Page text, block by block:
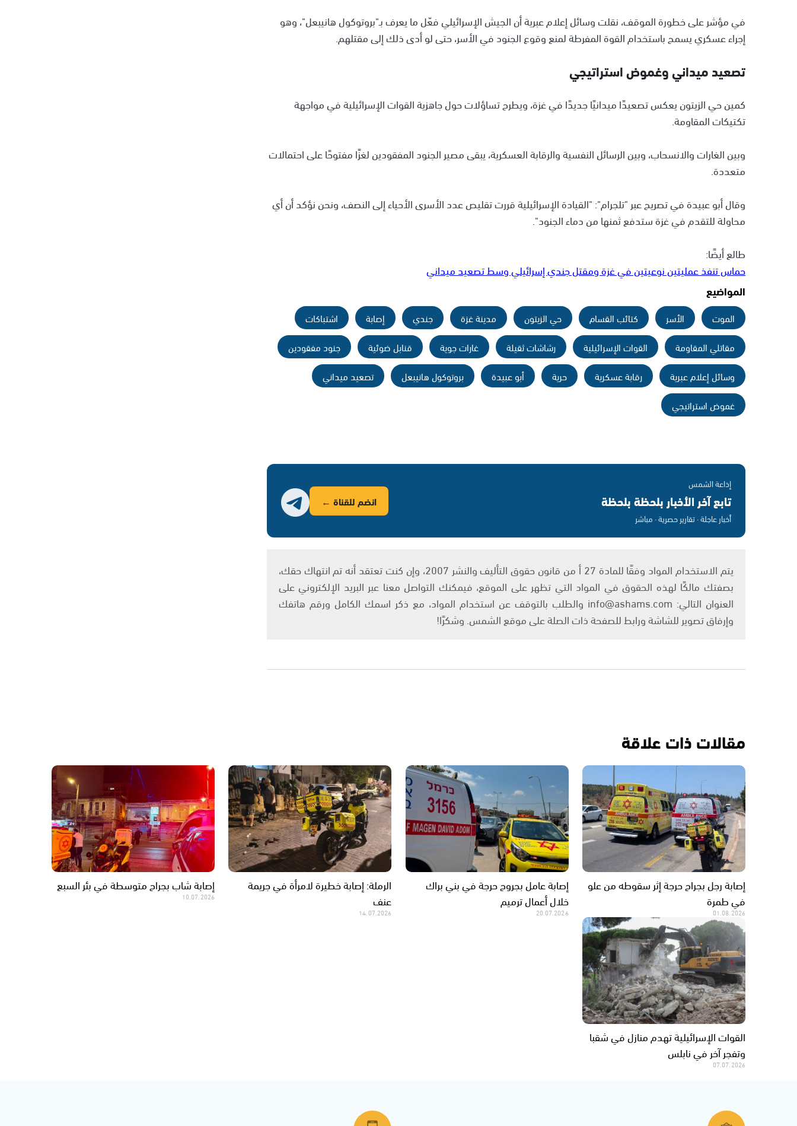
في مؤشر على خطورة الموقف، نقلت وسائل إعلام عبرية أن الجيش الإسرائيلي فعّل ما يعرف بـ"بروتوكول هانيبعل"، وهو
إجراء عسكري يسمح باستخدام القوة المفرطة لمنع وقوع الجنود في الأسر، حتى لو أدى ذلك إلى مقتلهم.
تصعيد ميداني وغموض استراتيجي
كمين حي الزيتون يعكس تصعيدًا ميدانيًا جديدًا في غزة، ويطرح تساؤلات حول جاهزية القوات الإسرائيلية في مواجهة
تكتيكات المقاومة.
وبين الغارات والانسحاب، وبين الرسائل النفسية والرقابة العسكرية، يبقى مصير الجنود المفقودين لغزًا مفتوحًا على احتمالات
متعددة.
وقال أبو عبيدة في تصريح عبر "تلجرام": "القيادة الإسرائيلية قررت تقليص عدد الأسرى الأحياء إلى النصف، ونحن نؤكد أن أي
محاولة للتقدم في غزة ستدفع ثمنها من دماء الجنود".
طالع أيضًا:
حماس تنفذ عمليتين نوعيتين في غزة ومقتل جندي إسرائيلي وسط تصعيد ميداني
المواضيع
الموت الأسر كتائب القسام حي الزيتون مدينة غزة جندي إصابة
اشتباكات
مقاتلي المقاومة
القوات الإسرائيلية رشاشات ثقيلة غارات جوية قنابل ضوئية
جنود مفقودين
وسائل إعلام عبرية
رقابة عسكرية حرية أبو عبيدة بروتوكول هانيبعل
تصعيد ميداني
غموض استراتيجي
إذاعة الشمس
تابع آخر الأخبار بلحظة بلحظة
أخبار عاجلة · تقارير حصرية · مباشر
انضم للقناة ←
يتم الاستخدام المواد وفقًا للمادة 27 أ من قانون حقوق التأليف والنشر 2007، وإن كنت تعتقد أنه تم انتهاك حقك،
بصفتك مالكًا لهذه الحقوق في المواد التي تظهر على الموقع، فيمكنك التواصل معنا عبر البريد الإلكتروني على
العنوان التالي: info@ashams.com والطلب بالتوقف عن استخدام المواد، مع ذكر اسمك الكامل ورقم هاتفك
وإرفاق تصوير للشاشة ورابط للصفحة ذات الصلة على موقع الشمس. وشكرًا!
مقالات ذات علاقة
إصابة رجل بجراح حرجة إثر سقوطه من علو
في طمرة
01.08.2026
إصابة عامل بجروح حرجة في بني براك
خلال أعمال ترميم
20.07.2026
الرملة: إصابة خطيرة لامرأة في جريمة
عنف
14.07.2026
إصابة شاب بجراح متوسطة في بئر السبع
10.07.2026
القوات الإسرائيلية تهدم منازل في شقبا
وتفجر آخر في نابلس
07.07.2026